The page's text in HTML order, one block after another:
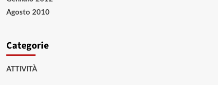
Agosto 2010
Categorie
ATTIVITÀ